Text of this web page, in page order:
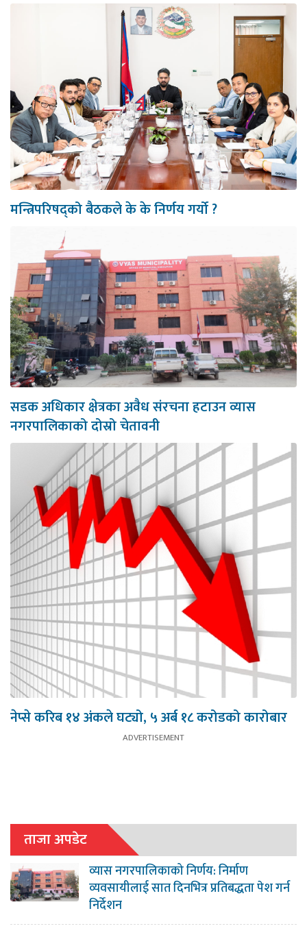
मन्त्रिपरिषद्को बैठकले के के निर्णय गर्यो ?
सडक अधिकार क्षेत्रका अवैध संरचना हटाउन व्यास
नगरपालिकाको दोस्रो चेतावनी
नेप्से करिब १४ अंकले घट्यो, ५ अर्ब १८ करोडको कारोबार
ताजा अपडेट
व्यास नगरपालिकाको निर्णय: निर्माण
व्यवसायीलाई सात दिनभित्र प्रतिबद्धता पेश गर्न
निर्देशन